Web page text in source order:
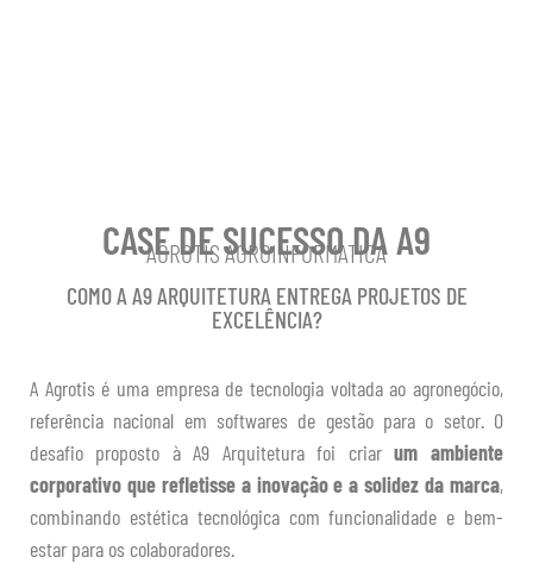
CASE DE SUCESSO DA A9
AGROTIS AGROINFORMATICA
COMO A A9 ARQUITETURA ENTREGA PROJETOS DE
EXCELÊNCIA?
A Agrotis é uma empresa de tecnologia voltada ao agronegócio,
referência nacional em softwares de gestão para o setor. O
desafio proposto à A9 Arquitetura foi criar um ambiente
corporativo que refletisse a inovação e a solidez da marca,
combinando estética tecnológica com funcionalidade e bem-
estar para os colaboradores.